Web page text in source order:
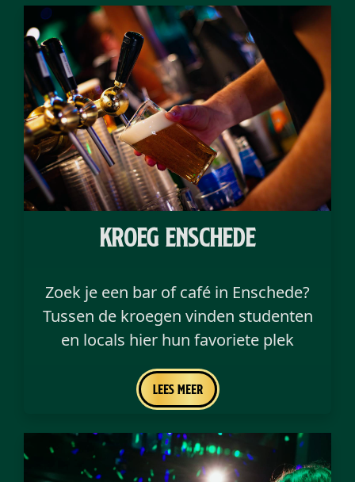
kroeg enschede
Zoek je een bar of café in Enschede?
Tussen de kroegen vinden studenten
en locals hier hun favoriete plek
Lees meer